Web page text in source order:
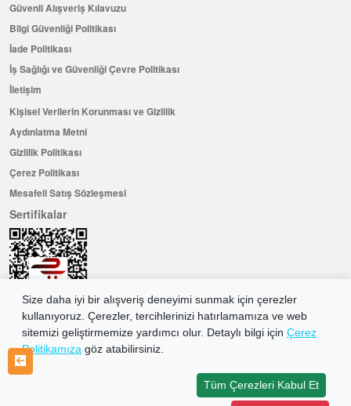
Size daha iyi bir alışveriş deneyimi sunmak için çerezler
kullanıyoruz. Çerezler, tercihlerinizi hatırlamamıza ve web
sitemizi geliştirmemize yardımcı olur. Detaylı bilgi için Çerez
Politikamıza göz atabilirsiniz.
Tüm Çerezleri Kabul Et
Güvenli Alışveriş Kılavuzu
Bilgi Güvenliği Politikası
İade Politikası
İş Sağlığı ve Güvenliği Çevre Politikası
İletişim
Kişisel Verilerin Korunması ve Gizlilik
Aydınlatma Metni
Gizlilik Politikası
Çerez Politikası
Mesafeli Satış Sözleşmesi
Sertifikalar
Hemen Üye Olun ...ve 100 ₺ değerinde indirim kuponu kazanın